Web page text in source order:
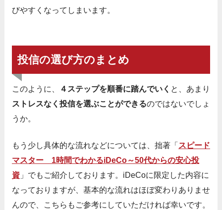
びやすくなってしまいます。
投信の選び方のまとめ
このように、 ４ステップを順番に踏んでいく と、あまり
ストレスなく投信を選ぶことができるのではないでしょ
うか。
もう少し具体的な流れなどについては、拙著「 スピード
マスター 1時間でわかるiDeCo～50代からの安心投
資」でもご紹介しております。iDeCoに限定した内容に
なっておりますが、基本的な流れはほぼ変わりありませ
んので、こちらもご参考にしていただければ幸いです。